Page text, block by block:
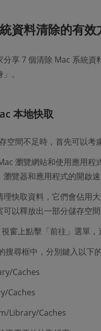
資料清除的有效
分享 7 個清除 Mac 系統
。
本地快取
空間不足時，首先可以考
瀏覽網站和使用應用程
覽器和應用程式的開啟速
理快取資料，它們會佔用
以釋放出一部分儲存空間
窗上點擊「前往」選單，
搜尋框中，分別鍵入以下
Caches
Caches
Library/Caches